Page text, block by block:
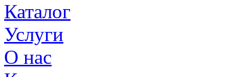
Каталог
Услуги
О нас